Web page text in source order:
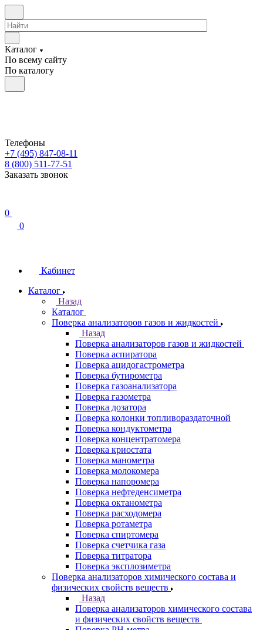
Каталог
По всему сайту
По каталогу
Телефоны
+7 (495) 847-08-11
8 (800) 511-77-51
Заказать звонок
0
0
Кабинет
Каталог
Назад
Каталог
Поверка анализаторов газов и жидкостей
Назад
Поверка анализаторов газов и жидкостей
Поверка аспиратора
Поверка ацидогастрометра
Поверка бутирометра
Поверка газоанализатора
Поверка газометра
Поверка дозатора
Поверка колонки топливораздаточной
Поверка кондуктометра
Поверка концентратомера
Поверка криостата
Поверка манометра
Поверка молокомера
Поверка напоромера
Поверка нефтеденсиметра
Поверка октанометра
Поверка расходомера
Поверка ротаметра
Поверка спиртомера
Поверка счетчика газа
Поверка титратора
Поверка эксплозиметра
Поверка анализаторов химического состава и
физических свойств веществ
Назад
Поверка анализаторов химического состава
и физических свойств веществ